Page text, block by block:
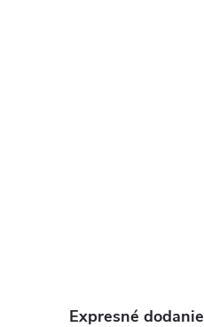
Expresné dodanie